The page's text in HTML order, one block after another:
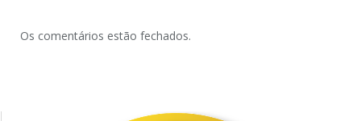
Os comentários estão fechados.